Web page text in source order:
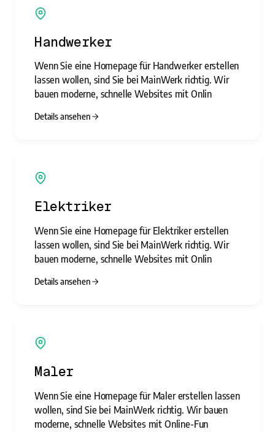
Handwerker
Wenn Sie eine Homepage für Handwerker erstellen
lassen wollen, sind Sie bei MainWerk richtig. Wir
bauen moderne, schnelle Websites mit Onlin
Details ansehen
Elektriker
Wenn Sie eine Homepage für Elektriker erstellen
lassen wollen, sind Sie bei MainWerk richtig. Wir
bauen moderne, schnelle Websites mit Onlin
Details ansehen
Maler
Wenn Sie eine Homepage für Maler erstellen lassen
wollen, sind Sie bei MainWerk richtig. Wir bauen
moderne, schnelle Websites mit Online-Fun